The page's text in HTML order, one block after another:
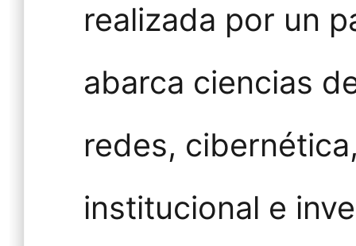
realizada por un
abarca ciencias
redes,
institucional e